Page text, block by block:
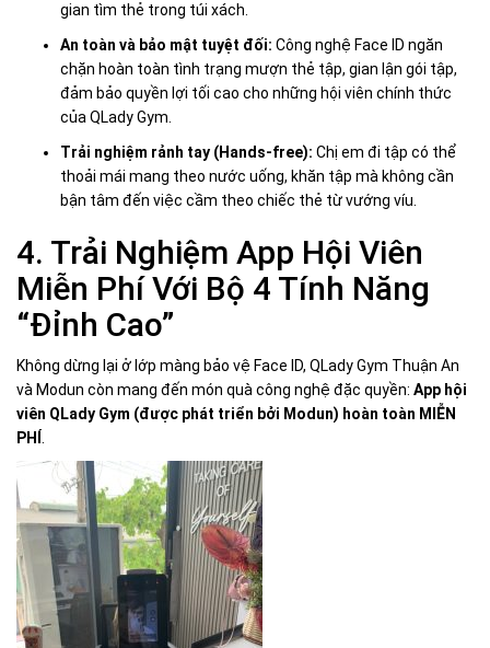
gian tìm thẻ trong túi xách.
An toàn và bảo mật tuyệt đối: Công nghệ Face ID ngăn
chặn hoàn toàn tình trạng mượn thẻ tập, gian lận gói tập,
đảm bảo quyền lợi tối cao cho những hội viên chính thức
của QLady Gym.
Trải nghiệm rảnh tay (Hands-free): Chị em đi tập có thể
thoải mái mang theo nước uống, khăn tập mà không cần
bận tâm đến việc cầm theo chiếc thẻ từ vướng víu.
4. Trải Nghiệm App Hội Viên
Miễn Phí Với Bộ 4 Tính Năng
“Đỉnh Cao”
Không dừng lại ở lớp màng bảo vệ Face ID, QLady Gym Thuận An
và Modun còn mang đến món quà công nghệ đặc quyền: App hội
viên QLady Gym (được phát triển bởi Modun) hoàn toàn MIỄN
PHÍ .